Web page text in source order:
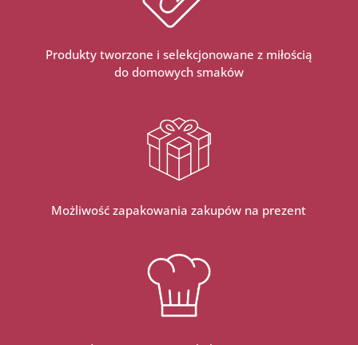
Produkty tworzone i selekcjonowane z miłością
do domowych smaków
Możliwość zapakowania zakupów na prezent